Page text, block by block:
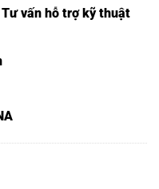
vấn hỗ trợ kỹ thuật